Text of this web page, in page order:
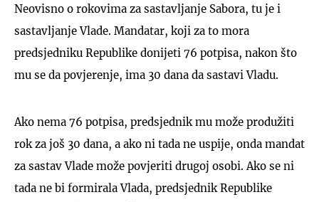
Neovisno o rokovima za sastavljanje Sabora, tu je i
sastavljanje Vlade. Mandatar, koji za to mora
predsjedniku Republike donijeti 76 potpisa, nakon što
mu se da povjerenje, ima 30 dana da sastavi Vladu.
Ako nema 76 potpisa, predsjednik mu može produžiti
rok za još 30 dana, a ako ni tada ne uspije, onda mandat
za sastav Vlade može povjeriti drugoj osobi. Ako se ni
tada ne bi formirala Vlada, predsjednik Republike